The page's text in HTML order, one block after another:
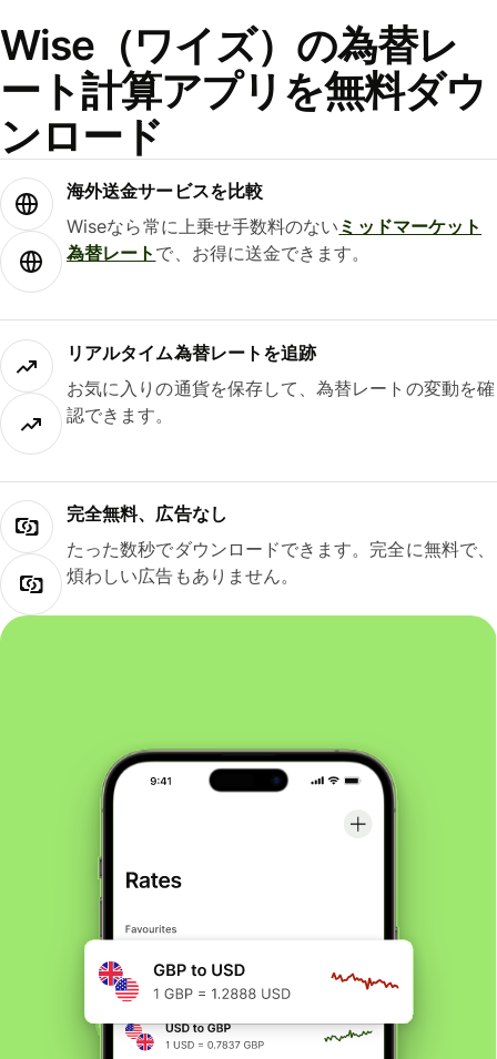
Wise（ワイズ）の為替レ
ート計算アプリを無料ダウ
ンロード
海外送金サービスを比較
Wiseなら常に上乗せ手数料のない ミッドマーケット
為替レート で、お得に送金できます。
リアルタイム為替レートを追跡
お気に入りの通貨を保存して、為替レートの変動を確
認できます。
完全無料、広告なし
たった数秒でダウンロードできます。完全に無料で、
煩わしい広告もありません。